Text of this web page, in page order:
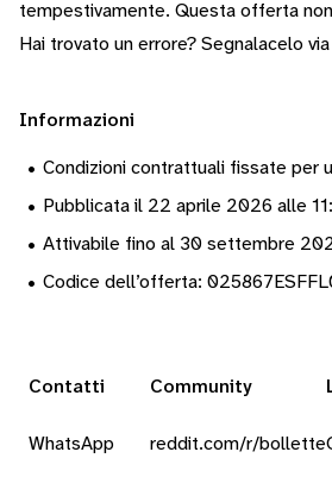
tempestivamente. Questa offerta
Hai trovato un errore? Segnalacelo via
Informazioni
• Condizioni contrattuali fissate per
• Pubblicata il 22 aprile 2026 alle
• Attivabile fino al 30 settembre
• Codice dell’offerta:
Contatti
WhatsApp
Community
reddit.com/r/bollette